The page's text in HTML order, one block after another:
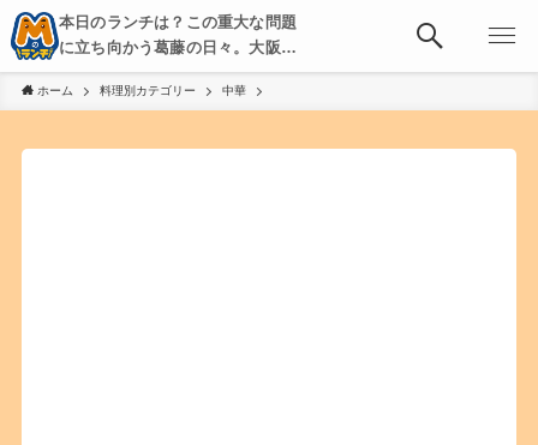
本日のランチは？この重大な問題
に立ち向かう葛藤の日々。大阪・
京都・神戸を中心とした食べ歩
き、飲み歩きを綴る。
ホーム 料理別カテゴリー 中華